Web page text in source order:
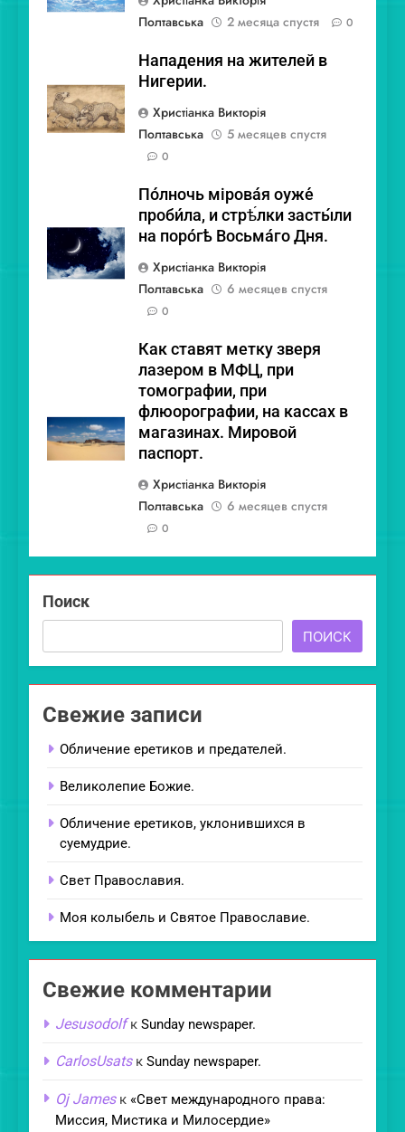
Полтавська
2 месяца спустя 0
Нападения на жителей в
Нигерии.
Христіанка Викторія
Полтавська
5 месяцев спустя
0
По́лночь мірова́я ѹже́
проби́ла, и стрѣ́лки засты́ли
на поро́гѣ Восьма́го Дня.
Христіанка Викторія
Полтавська
6 месяцев спустя
0
Как ставят метку зверя
лазером в МФЦ, при
томографии, при
флюорографии, на кассах в
магазинах. Мировой
паспорт.
Христіанка Викторія
Полтавська
6 месяцев спустя
0
Поиск
ПОИСК
Свежие записи
Обличение еретиков и предателей.
Великолепие Божие.
Обличение еретиков, уклонившихся в
суемудрие.
Свет Православия.
Моя колыбель и Святое Православие.
Свежие комментарии
Jesusodolfк Sunday newspaper.
CarlosUsatsк Sunday newspaper.
Oj Jamesк «Свет международного права:
Миссия, Мистика и Милосердие»